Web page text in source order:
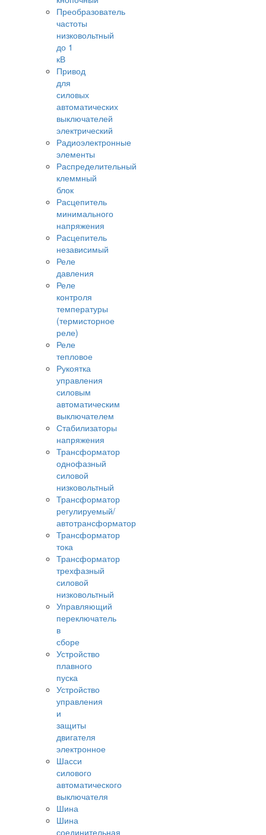
Преобразователь
частоты
низковольтный
до 1
кВ
Привод
для
силовых
автоматических
выключателей
электрический
Радиоэлектронные
элементы
Распределительный
клеммный
блок
Расцепитель
минимального
напряжения
Расцепитель
независимый
Реле
давления
Реле
контроля
температуры
(термисторное
реле)
Реле
тепловое
Рукоятка
управления
силовым
автоматическим
выключателем
Стабилизаторы
напряжения
Трансформатор
однофазный
силовой
низковольтный
Трансформатор
регулируемый/
автотрансформатор
Трансформатор
тока
Трансформатор
трехфазный
силовой
низковольтный
Управляющий
переключатель
в
сборе
Устройство
плавного
пуска
Устройство
управления
и
защиты
двигателя
электронное
Шасси
силового
автоматического
выключателя
Шина
Шина
соединительная